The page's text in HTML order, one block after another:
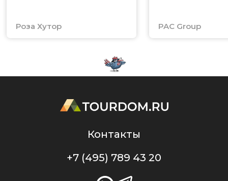
Роза Хутор PAC Group
Контакты
+7 (495) 789 43 20